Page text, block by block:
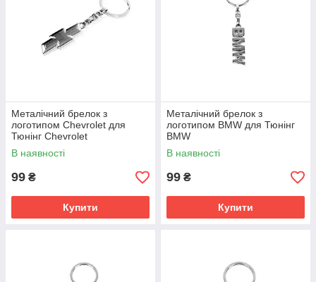
Металічний брелок з
логотипом Chevrolet для
Тюнінг Chevrolet
В наявності
99 ₴
Купити
Металічний брелок з
логотипом BMW для Тюнінг
BMW
В наявності
99 ₴
Купити